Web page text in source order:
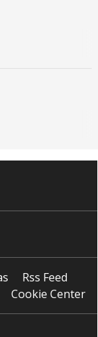
Rss Feed
Cookie Center